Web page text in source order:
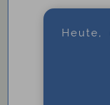
Heute,